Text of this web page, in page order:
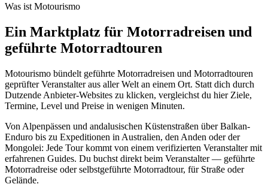
Was ist Motourismo
Ein Marktplatz für Motorradreisen und
geführte Motorradtouren
Motourismo bündelt geführte Motorradreisen und Motorradtouren
geprüfter Veranstalter aus aller Welt an einem Ort. Statt dich durch
Dutzende Anbieter-Websites zu klicken, vergleichst du hier Ziele,
Termine, Level und Preise in wenigen Minuten.
Von Alpenpässen und andalusischen Küstenstraßen über Balkan-
Enduro bis zu Expeditionen in Australien, den Anden oder der
Mongolei: Jede Tour kommt von einem verifizierten Veranstalter mit
erfahrenen Guides. Du buchst direkt beim Veranstalter — geführte
Motorradreise oder selbstgeführte Motorradtour, für Straße oder
Gelände.